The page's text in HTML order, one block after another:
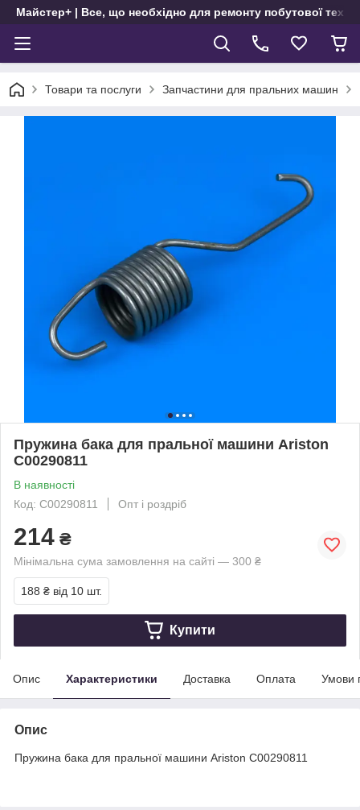
Майстер+ | Все, що необхідно для ремонту побутової
Товари та послуги Запчастини для пральних машин
Пружина бака для пральної машини Ariston
C00290811
В наявності
Код: C00290811
Опт і роздріб
214 ₴
Мінімальна сума замовлення на сайті — 300 ₴
188 ₴ від 10 шт.
Купити
Опис Характеристики Доставка Оплата Умови
Опис
Пружина бака для пральної машини Ariston C00290811